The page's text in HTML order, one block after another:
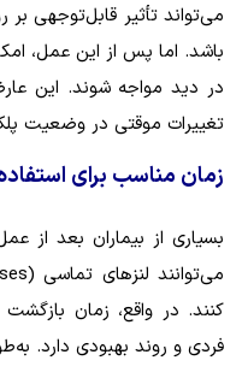
می‌تواند تأثیر قابل‌توجهی بر
باشد. اما پس از این عمل،
در دید مواجه شوند. این
تغییرات موقتی در وضعیت
زمان مناسب برای استفاده
بسیاری از بیماران بعد از
کنند. در واقع، زمان
فردی و روند بهبودی دارد.